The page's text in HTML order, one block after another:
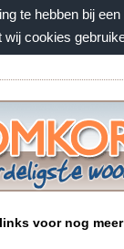
te hebben bij
wij cookies
voor nog